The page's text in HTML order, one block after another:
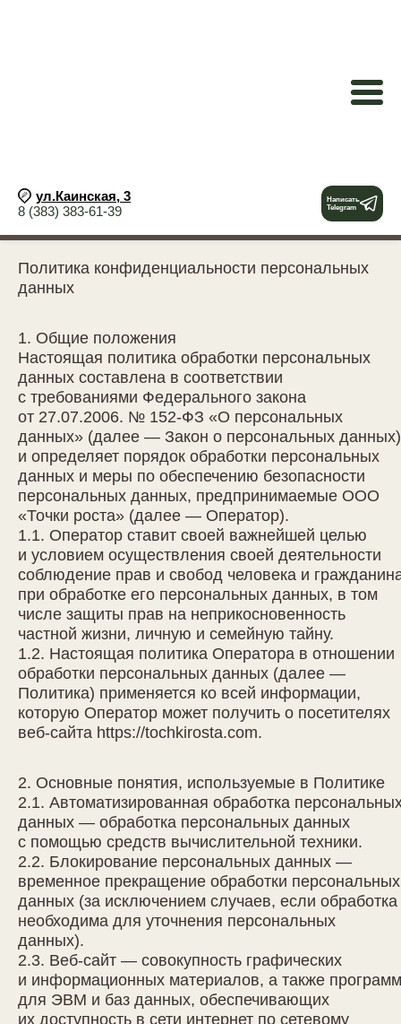
ул.Каинская, 3
8 (383) 383-61-39
Написать
Telegram
КОНФИДЕНЦИАЛЬНОСТИ
ГЛАВНАЯ
Политика конфиденциальности персональных
данных
1. Общие положения
Настоящая политика обработки персональных
данных составлена в соответствии
с требованиями Федерального закона
от 27.07.2006. № 152-ФЗ «О персональных
данных» (далее — Закон о персональных данных)
и определяет порядок обработки персональных
данных и меры по обеспечению безопасности
персональных данных, предпринимаемые ООО
«Точки роста» (далее — Оператор).
1.1. Оператор ставит своей важнейшей целью
и условием осуществления своей деятельности
соблюдение прав и свобод человека и
при обработке его персональных данных, в том
числе защиты прав на неприкосновенность
частной жизни, личную и семейную тайну.
1.2. Настоящая политика Оператора в отношении
обработки персональных данных (далее —
Политика) применяется ко всей информации,
которую Оператор может получить о посетителях
веб-сайта https://tochkirosta.com.
2. Основные понятия, используемые в Политике
2.1. Автоматизированная обработка
данных — обработка персональных данных
с помощью средств вычислительной техники.
2.2. Блокирование персональных данных —
временное прекращение обработки персональных
данных (за исключением случаев, если обработка
необходима для уточнения персональных
данных).
2.3. Веб-сайт — совокупность графических
и информационных материалов, а также программ
для ЭВМ и баз данных, обеспечивающих
их доступность в сети интернет по сетевому